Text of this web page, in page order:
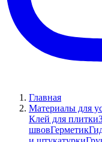
Главная
Материалы для
Клей для плитки
швовГерметик